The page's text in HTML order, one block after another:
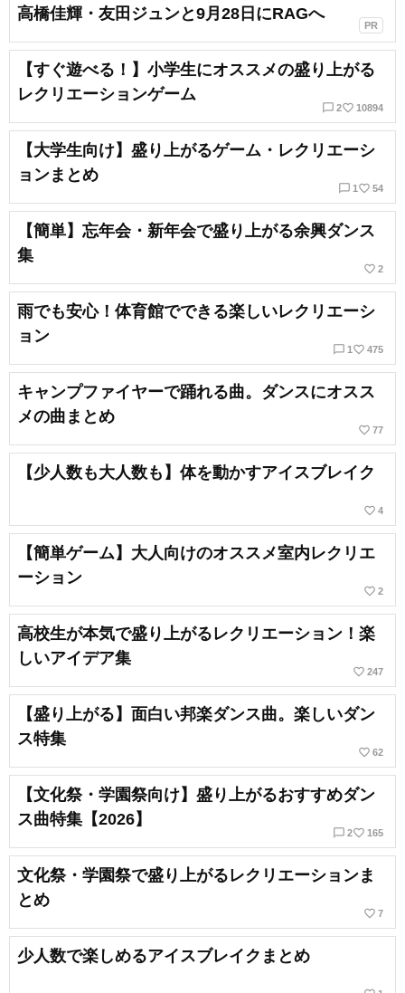
高橋佳輝・友田ジュンと9月28日にRAGへ
PR
【すぐ遊べる！】小学生にオススメの盛り上がる
レクリエーションゲーム
chat_bubble_outline 2favorite_border 10894
【大学生向け】盛り上がるゲーム・レクリエーシ
ョンまとめ
chat_bubble_outline 1 favorite_border 54
【簡単】忘年会・新年会で盛り上がる余興ダンス
集
favorite_border 2
雨でも安心！体育館でできる楽しいレクリエーシ
ョン
chat_bubble_outline 1 favorite_border 475
キャンプファイヤーで踊れる曲。ダンスにオスス
メの曲まとめ
favorite_border 77
【少人数も大人数も】体を動かすアイスブレイク
favorite_border 4
【簡単ゲーム】大人向けのオススメ室内レクリエ
ーション
favorite_border 2
高校生が本気で盛り上がるレクリエーション！楽
しいアイデア集
favorite_border 247
【盛り上がる】面白い邦楽ダンス曲。楽しいダン
ス特集
favorite_border 62
【文化祭・学園祭向け】盛り上がるおすすめダン
ス曲特集【2026】
chat_bubble_outline 2favorite_border 165
文化祭・学園祭で盛り上がるレクリエーションま
とめ
favorite_border 7
少人数で楽しめるアイスブレイクまとめ